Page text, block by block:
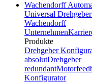
Wachendorff
Universal
Wachendorff
Unternehmen
Produkte
Drehgeber
absolutDrehgeber
redundant
Konfigurator